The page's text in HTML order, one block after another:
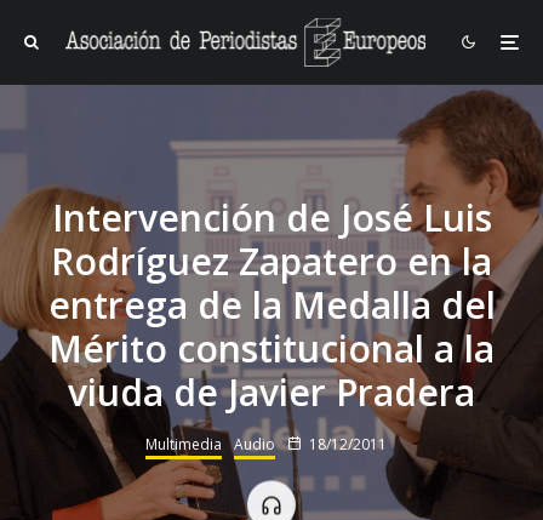
Intervención de José Luis
Rodríguez Zapatero en la
entrega de la Medalla del
Mérito constitucional a la
viuda de Javier Pradera
Multimedia Audio 18/12/2011